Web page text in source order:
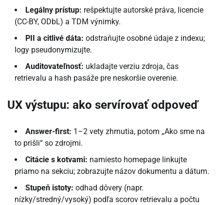
Legálny prístup: rešpektujte autorské práva, licencie
(CC-BY, ODbL) a TDM výnimky.
PII a citlivé dáta: odstraňujte osobné údaje z indexu;
logy pseudonymizujte.
Auditovateľnosť: ukladajte verziu zdroja, čas
retrievalu a hash pasáže pre neskoršie overenie.
UX výstupu: ako servírovať odpoveď
Answer-first: 1–2 vety zhrnutia, potom „Ako sme na
to prišli“ so zdrojmi.
Citácie s kotvami: namiesto homepage linkujte
priamo na sekciu; zobrazujte názov dokumentu a dátum.
Stupeň istoty: odhad dôvery (napr.
nízky/stredný/vysoký) podľa scorov retrievalu a počtu